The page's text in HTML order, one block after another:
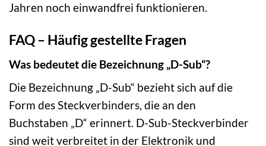
Jahren noch einwandfrei funktionieren.
FAQ – Häufig gestellte Fragen
Was bedeutet die Bezeichnung „D-Sub“?
Die Bezeichnung „D-Sub“ bezieht sich auf die
Form des Steckverbinders, die an den
Buchstaben „D“ erinnert. D-Sub-Steckverbinder
sind weit verbreitet in der Elektronik und